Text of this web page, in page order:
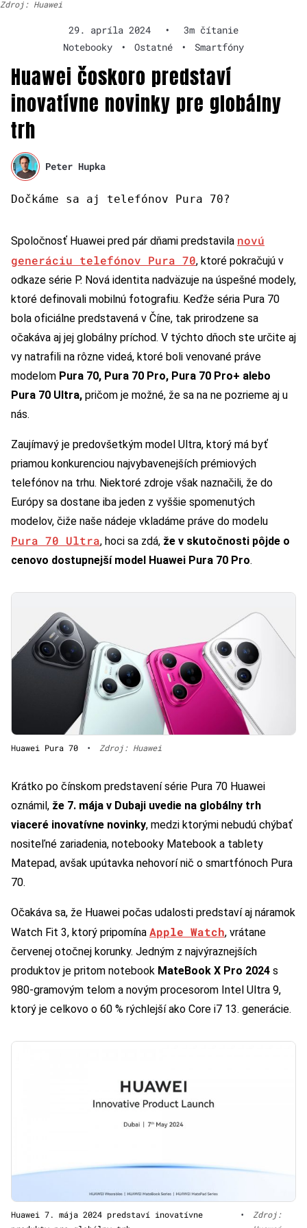
Zdroj: Huawei
29. apríla 2024 •
3m čítanie
Notebooky
• Ostatné • Smartfóny
Huawei čoskoro predstaví
inovatívne novinky pre globálny
trh
Peter Hupka
Dočkáme sa aj telefónov Pura 70?
Spoločnosť Huawei pred pár dňami predstavila novú
generáciu telefónov Pura 70, ktoré pokračujú v
odkaze série P. Nová identita nadväzuje na úspešné modely,
ktoré definovali mobilnú fotografiu. Keďže séria Pura 70
bola oficiálne predstavená v Číne, tak prirodzene sa
očakáva aj jej globálny príchod. V týchto dňoch ste určite aj
vy natrafili na rôzne videá, ktoré boli venované práve
modelom Pura 70, Pura 70 Pro, Pura 70 Pro+ alebo
Pura 70 Ultra, pričom je možné, že sa na ne pozrieme aj u
nás.
Zaujímavý je predovšetkým model Ultra, ktorý má byť
priamou konkurenciou najvybavenejších prémiových
telefónov na trhu. Niektoré zdroje však naznačili, že do
Európy sa dostane iba jeden z vyššie spomenutých
modelov, čiže naše nádeje vkladáme práve do modelu
Pura 70 Ultra, hoci sa zdá, že v skutočnosti pôjde o
cenovo dostupnejší model Huawei Pura 70 Pro.
Huawei Pura 70 • Zdroj: Huawei
Krátko po čínskom predstavení série Pura 70 Huawei
oznámil, že 7. mája v Dubaji uvedie na globálny trh
viaceré inovatívne novinky, medzi ktorými nebudú chýbať
nositeľné zariadenia, notebooky Matebook a tablety
Matepad, avšak upútavka nehovorí nič o smartfónoch Pura
70.
Očakáva sa, že Huawei počas udalosti predstaví aj náramok
Watch Fit 3, ktorý pripomína Apple Watch, vrátane
červenej otočnej korunky. Jedným z najvýraznejších
produktov je pritom notebook MateBook X Pro 2024 s
980-gramovým telom a novým procesorom Intel Ultra 9,
ktorý je celkovo o 60 % rýchlejší ako Core i7 13. generácie.
Huawei 7. mája 2024 predstaví inovatívne
•
Zdroj: